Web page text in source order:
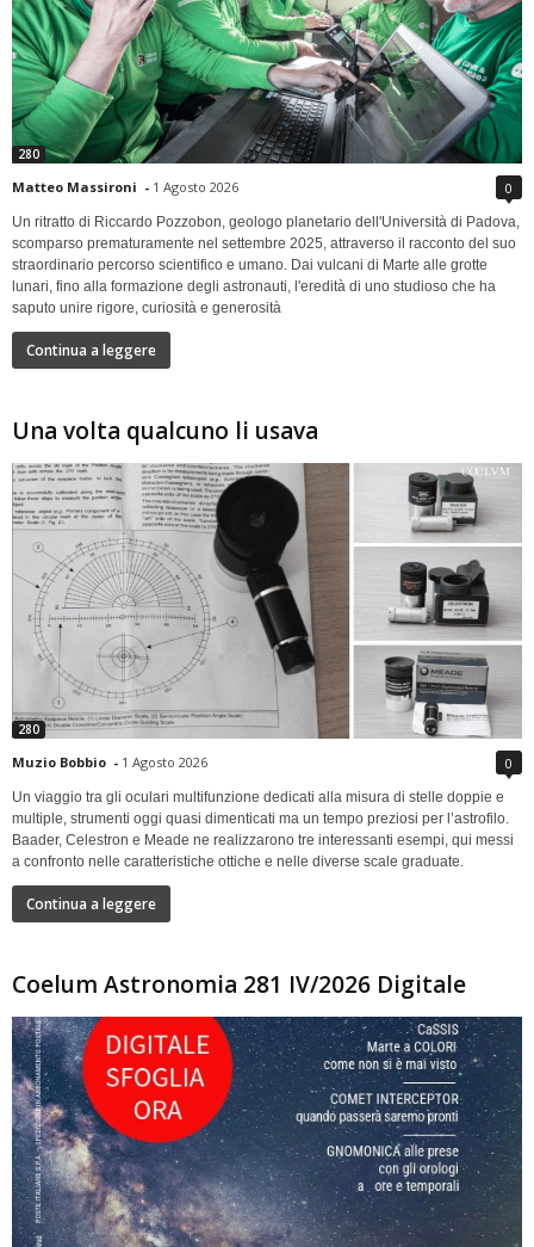
280
Matteo Massironi - 1 Agosto 2026 0
Un ritratto di Riccardo Pozzobon, geologo planetario dell'Università di Padova,
scomparso prematuramente nel settembre 2025, attraverso il racconto del suo
straordinario percorso scientifico e umano. Dai vulcani di Marte alle grotte
lunari, fino alla formazione degli astronauti, l'eredità di uno studioso che ha
saputo unire rigore, curiosità e generosità
Continua a leggere
Una volta qualcuno li usava
280
Muzio Bobbio - 1 Agosto 2026 0
Un viaggio tra gli oculari multifunzione dedicati alla misura di stelle doppie e
multiple, strumenti oggi quasi dimenticati ma un tempo preziosi per l’astrofilo.
Baader, Celestron e Meade ne realizzarono tre interessanti esempi, qui messi
a confronto nelle caratteristiche ottiche e nelle diverse scale graduate.
Continua a leggere
Coelum Astronomia 281 IV/2026 Digitale